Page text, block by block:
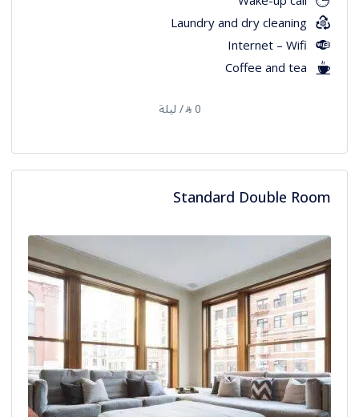
Laundry and dry cleaning
Internet – Wifi
Coffee and tea
0
⃁/ ليلة
Standard Double Room